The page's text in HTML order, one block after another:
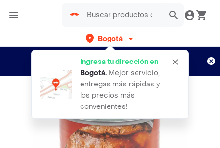
Bogotá
Ingresa tu dirección en
Bogotá. Mejor servicio,
entregas más rápidas y
los precios más
convenientes!
envíos gratis por semanas
Aplican TyC